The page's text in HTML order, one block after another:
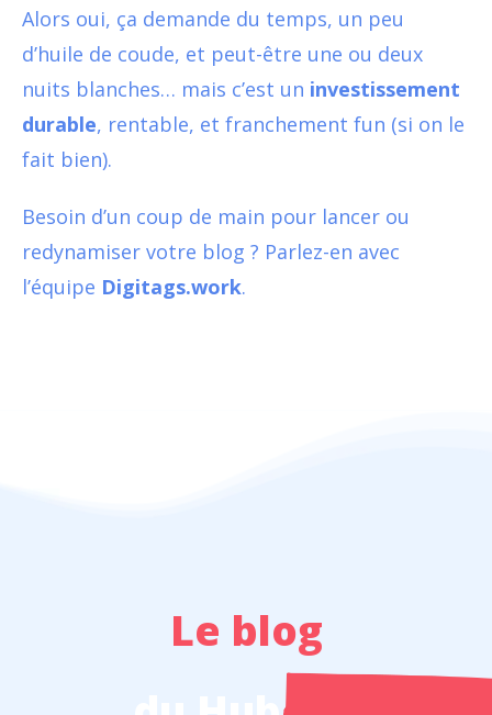
Alors oui, ça demande du temps, un peu
d’huile de coude, et peut-être une ou deux
nuits blanches… mais c’est un investissement
durable, rentable, et franchement fun (si on le
fait bien).
Besoin d’un coup de main pour lancer ou
redynamiser votre blog ? Parlez-en avec
l’équipe Digitags.work.
Le blog